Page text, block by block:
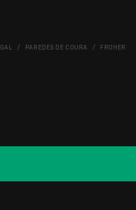
PAREDES DE COURA FRÜHERE